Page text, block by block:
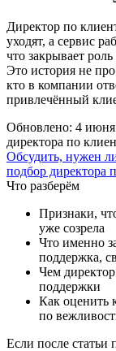
Директор по
уходят, а сервис
что закрывает
Это история не
кто в компании
привлечённый
Обновлено: 4
директора по
Обсудить, нужен
подбор директора
Что разберём
Признаки,
уже созрела
Что именно
поддержка,
Чем директор
поддержки
Как оценить
по
Если после статьи